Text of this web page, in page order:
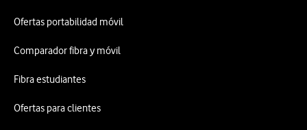
Ofertas portabilidad móvil
Comparador fibra y móvil
Fibra estudiantes
Ofertas para clientes